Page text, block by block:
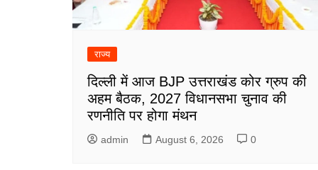
राज्य
दिल्ली में आज BJP उत्तराखंड कोर ग्रुप की
अहम बैठक, 2027 विधानसभा चुनाव की
रणनीति पर होगा मंथन
admin August 6, 2026 0